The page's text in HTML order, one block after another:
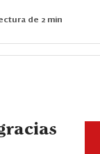
de 2 min